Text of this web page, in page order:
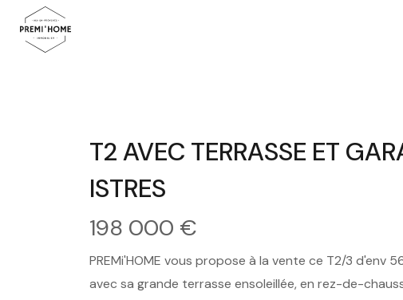
T2 AVEC TERRASSE ET
ISTRES
198 000 €
PREMi'HOME vous propose à la vente ce T2/3 d'env
avec sa grande terrasse ensoleillée, en rez-de-